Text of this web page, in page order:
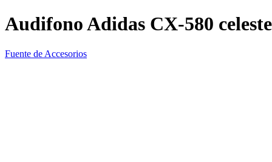
Audifono Adidas CX-580 celeste
Fuente de Accesorios